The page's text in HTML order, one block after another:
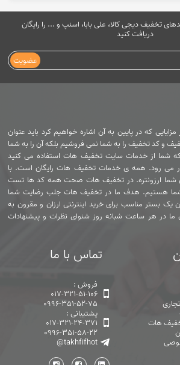
تخفیف دیجی کالا، علی بابا، اسنپ و ... را رایگان
دریافت کنید
عضویت
که در پایین به آن اشاره خواهیم کرد باید عنوان
و کد تخفیف را به شما نمی فروشیم بلکه آن را به شما
شما از خدمات سایت تخفیف هات استفاده می کنید
می رود. همه ی خدمات تخفیف هات رایگان است. با
شما ارزونتره. در تخفیف هات صحت همه کد ها تست
هستیم. هدف ما در تخفیف هات جلب رضایت شما
یک بستر مناسب برای خرید اینترنتی ارزان و مقرون به
ما در هر ساعت شبانه روز شنوای نظرات و پیشنهادات
هات
تماس با ما
فروش :
017-321-51-106
0996-351-52-75
پشتیبانی :
017-321-24-371
0996-351-58-22
@takhfifhot